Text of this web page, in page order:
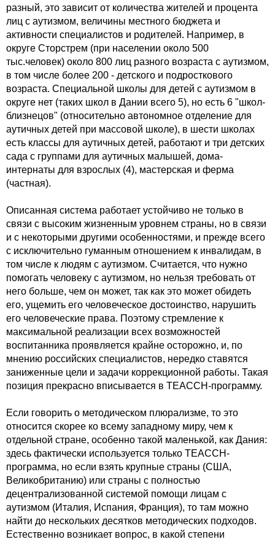
разный, это зависит от количества жителей и процента
лиц с аутизмом, величины местного бюджета и
активности специалистов и родителей. Например, в
округе Сторстрем (при населении около 500
тыс.человек) около 800 лиц разного возраста с аутизмом,
в том числе более 200 - детского и подросткового
возраста. Специальной школы для детей с аутизмом в
округе нет (таких школ в Дании всего 5), но есть 6 "школ-
близнецов" (относительно автономное отделение для
аутичных детей при массовой школе), в шести школах
есть классы для аутичных детей, работают и три детских
сада с группами для аутичных малышей, дома-
интернаты для взрослых (4), мастерская и ферма
(частная).
Описанная система работает устойчиво не только в
связи с высоким жизненным уровнем страны, но в связи
и с некоторыми другими особенностями, и прежде всего
с исключительно гуманным отношением к инвалидам, в
том числе к людям с аутизмом. Считается, что нужно
помогать человеку с аутизмом, но нельзя требовать от
него больше, чем он может, так как это может обидеть
его, ущемить его человеческое достоинство, нарушить
его человеческие права. Поэтому стремление к
максимальной реализации всех возможностей
воспитанника проявляется крайне осторожно, и, по
мнению российских специалистов, нередко ставятся
заниженные цели и задачи коррекционной работы. Такая
позиция прекрасно вписывается в ТЕАССН-программу.
Если говорить о методическом плюрализме, то это
относится скорее ко всему западному миру, чем к
отдельной стране, особенно такой маленькой, как Дания:
здесь фактически используется только ТЕАССН-
программа, но если взять крупные страны (США,
Великобританию) или страны с полностью
децентрализованной системой помощи лицам с
аутизмом (Италия, Испания, Франция), то там можно
найти до нескольких десятков методических подходов.
Естественно возникает вопрос, в какой степени